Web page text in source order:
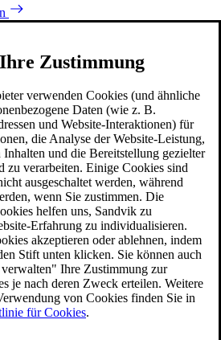
Zustimmung
verwenden Cookies (und ähnliche
Daten (wie z. B.
und Website-Interaktionen) für
die Analyse der Website-Leistung,
und die Bereitstellung gezielter
zu verarbeiten. Einige Cookies sind
ausgeschaltet werden, während
wenn Sie zustimmen. Die
helfen uns, Sandvik zu
Erfahrung zu individualisieren.
akzeptieren oder ablehnen, indem
Stift unten klicken. Sie können auch
Ihre Zustimmung zur
je nach deren Zweck erteilen. Weitere
von Cookies finden Sie in
für Cookies.